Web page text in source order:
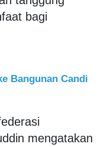
bagi
Bangunan Candi
mengatakan